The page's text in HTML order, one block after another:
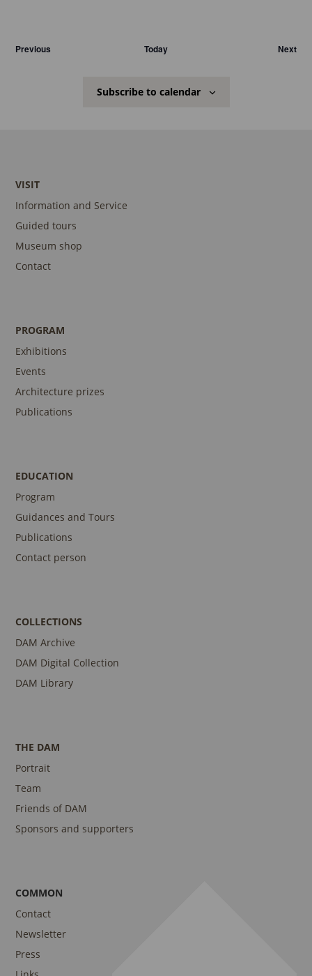
Previous Today Next
Subscribe to calendar
VISIT
Information and Service
Guided tours
Museum shop
Contact
PROGRAM
Exhibitions
Events
Architecture prizes
Publications
EDUCATION
Program
Guidances and Tours
Publications
Contact person
COLLECTIONS
DAM Archive
DAM Digital Collection
DAM Library
THE DAM
Portrait
Team
Friends of DAM
Sponsors and supporters
COMMON
Contact
Newsletter
Press